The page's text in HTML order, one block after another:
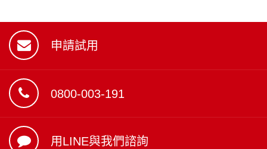
申請試用
0800-003-191
用LINE與我們諮詢